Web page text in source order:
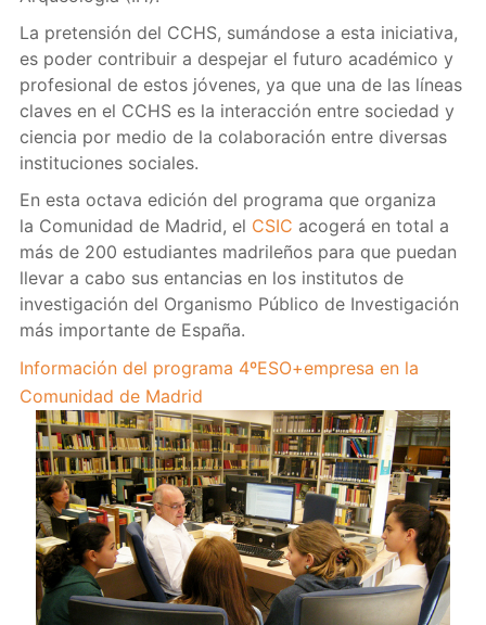
La pretensión del CCHS, sumándose a esta iniciativa,
es poder contribuir a despejar el futuro académico y
profesional de estos jóvenes, ya que una de las líneas
claves en el CCHS es la interacción entre sociedad y
ciencia por medio de la colaboración entre diversas
instituciones sociales.
En esta octava edición del programa que organiza
la Comunidad de Madrid, el CSIC acogerá en total a
más de 200 estudiantes madrileños para que puedan
llevar a cabo sus entancias en los institutos de
investigación del Organismo Público de Investigación
más importante de España.
Información del programa 4ºESO+empresa en la
Comunidad de Madrid